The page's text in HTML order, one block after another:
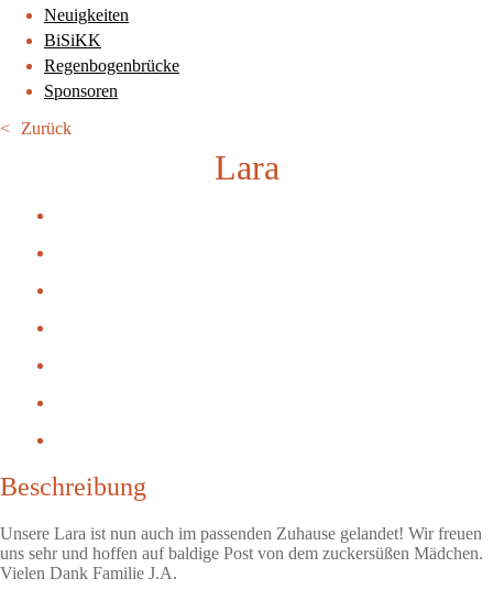
Neuigkeiten
BiSiKK
Regenbogenbrücke
Sponsoren
Zurück
Lara
Beschreibung
Unsere Lara ist nun auch im passenden Zuhause gelandet! Wir freuen
uns sehr und hoffen auf baldige Post von dem zuckersüßen Mädchen.
Vielen Dank Familie J.A.